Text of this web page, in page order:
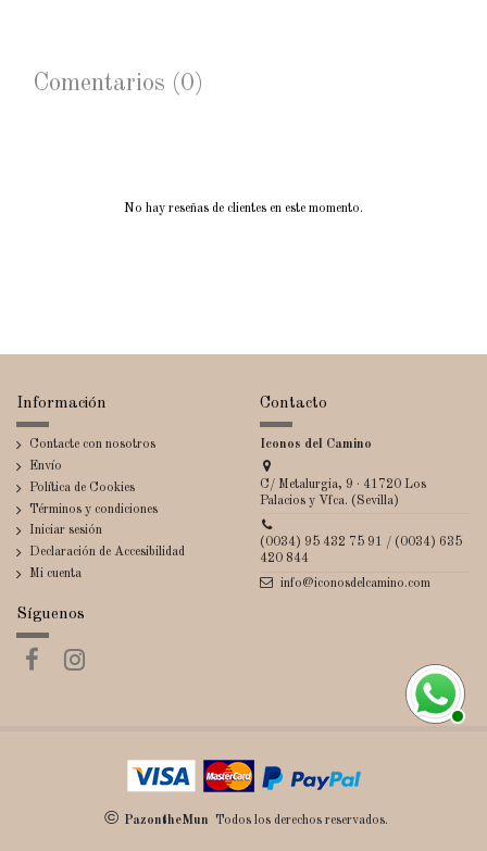
Comentarios (0)
No hay reseñas de clientes en este momento.
Información
Contacte con nosotros
Envío
Política de Cookies
Términos y condiciones
Iniciar sesión
Declaración de Accesibilidad
Mi cuenta
Contacto
Iconos del Camino
C/ Metalurgia, 9 · 41720 Los
Palacios y Vfca. (Sevilla)
(0034) 95 432 75 91 / (0034) 635
420 844
info@iconosdelcamino.com
Síguenos
© PazontheMun Todos los derechos reservados.